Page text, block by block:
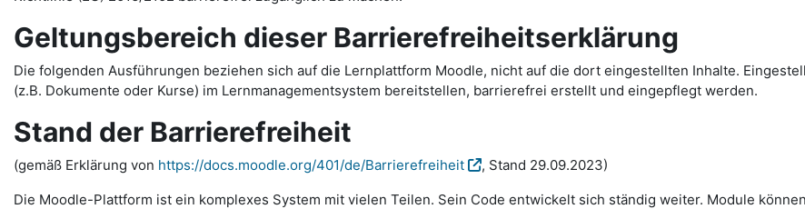
Geltungsbereich dieser Barrierefreiheitserklärung
Die folgenden Ausführungen beziehen sich auf die Lernplattform Moodle, nicht auf die dort eingestellten Inhalte.
(z.B. Dokumente oder Kurse) im Lernmanagementsystem bereitstellen, barrierefrei erstellt und eingepflegt werden.
Stand der Barrierefreiheit
(gemäß Erklärung von https://docs.moodle.org/401/de/Barrierefreiheit
, Stand 29.09.2023)
Die Moodle-Plattform ist ein komplexes System mit vielen Teilen. Sein Code entwickelt sich ständig weiter. Module